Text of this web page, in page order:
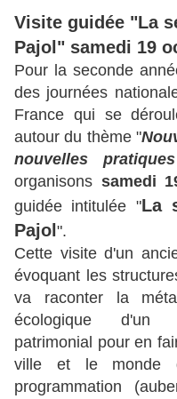
Visite guidée "La
Pajol" samedi 19
Pour la seconde
des journées
France qui se
autour du thème "
nouvelles
organisons samedi
guidée intitulée "La
Pajol ".
Cette visite d'un
évoquant les
va raconter la
écologique d'un
patrimonial pour en
ville et le monde
programmation